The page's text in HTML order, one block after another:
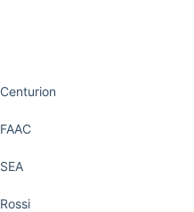
Centurion
FAAC
SEA
Rossi